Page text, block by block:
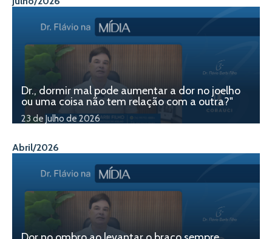
Dr., dormir mal pode aumentar a dor no joelho
ou uma coisa não tem relação com a outra?"
23 de Julho de 2026
Abril/2026